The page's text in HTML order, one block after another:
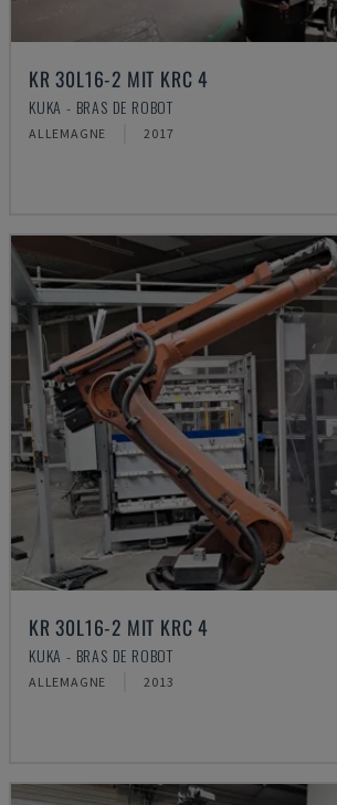
KR 30L16-2 MIT KRC 4
KUKA - BRAS DE ROBOT
ALLEMAGNE 2017
KR 30L16-2 MIT KRC 4
KUKA - BRAS DE ROBOT
ALLEMAGNE 2013